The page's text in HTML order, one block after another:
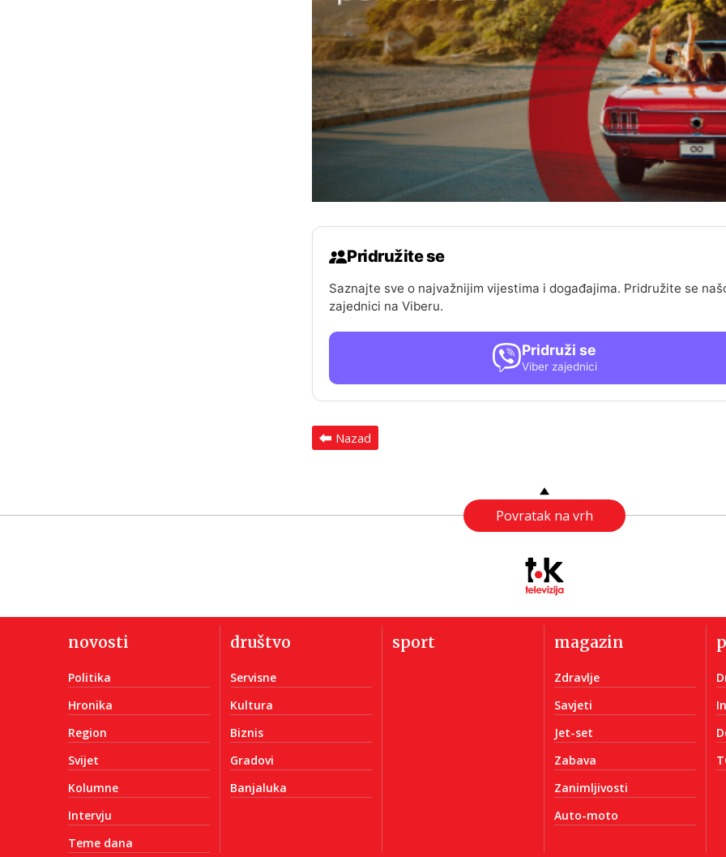
Pridružite se
Saznajte sve o najvažnijim vijestima i događajima. Pridružite se
zajednici na Viberu.
Pridruži se
Viber zajednici
Nazad
Povratak na vrh
novosti
Politika
Hronika
Region
Svijet
Kolumne
Intervju
Teme dana
društvo
Servisne
Kultura
Biznis
Gradovi
Banjaluka
sport magazin
Zdravlje
Savjeti
Jet-set
Zabava
Zanimljivosti
Auto-moto